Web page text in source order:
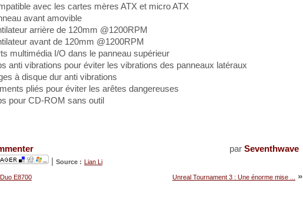
avec les cartes mères ATX et micro ATX
avant amovible
arrière de 120mm @1200RPM
avant de 120mm @1200RPM
multimédia I/O dans le panneau supérieur
anti vibrations pour éviter les vibrations des panneaux latéraux
à disque dur anti vibrations
pliés pour éviter les arêtes dangereuses
pour CD-ROM sans outil
par Seventhwave
Source : Lian Li
Unreal Tournament 3 : Une énorme mise ... »
E8700